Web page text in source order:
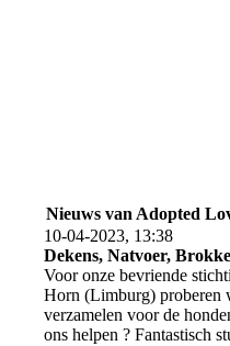
Nieuws van Adopted
10-04-2023, 13:38
Dekens, Natvoer,
Voor onze bevriende
Horn (Limburg) proberen
verzamelen voor de
ons helpen ? Fantastisch